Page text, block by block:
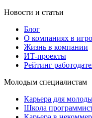
Новости и статьи
Блог
О компаниях в
Жизнь в компании
ИТ-проекты
Рейтинг
Молодым специалистам
Карьера для
Школа